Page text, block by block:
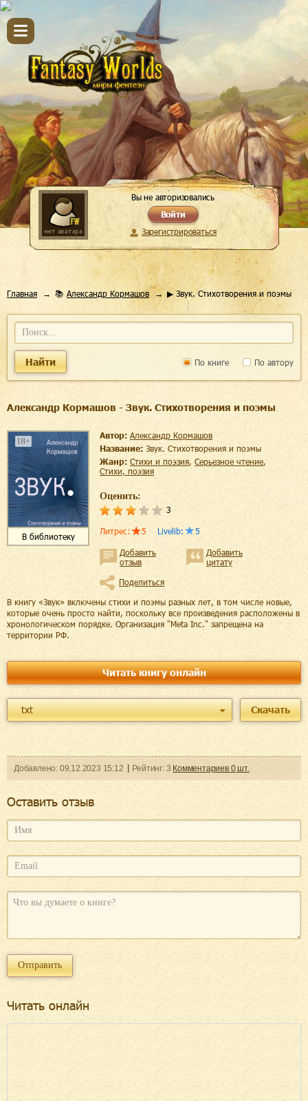
Вы не авторизовались
Войти
Зарегистрироваться
Главная 📚 Александр Кормашов ▶ Звук. Стихотворения и поэмы
По книге По автору
Найти
Александр Кормашов - Звук. Стихотворения и поэмы
В библиотеку
Автор: Александр Кормашов
Название: Звук. Стихотворения и поэмы
Жанр:
стихи и поэзия, серьезное чтение,
cтихи, поэзия
Оценить:
3
Литрес: 5 Livelib: 5
Добавить
отзыв
Добавить
цитату
Поделиться
В книгу «Звук» включены стихи и поэмы разных лет, в том числе новые,
которые очень просто найти, поскольку все произведения расположены в
хронологическом порядке. Организация "Meta Inc." запрещена на
территории РФ.
Читать книгу онлайн
txt Скачать
Добавленo: 09.12.2023 15:12 Рейтинг: 3 Комментариев 0шт.
Оcтавить отзыв
Читать онлайн